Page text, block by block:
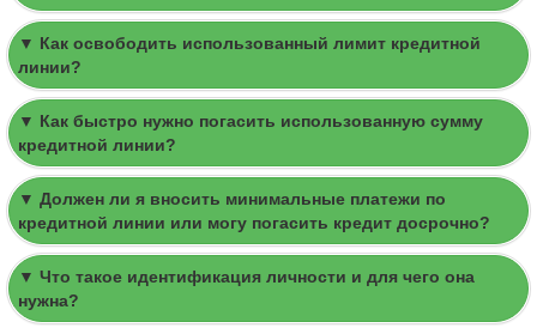
▼ Как освободить использованный лимит кредитной
линии?
▼ Как быстро нужно погасить использованную сумму
кредитной линии?
▼ Должен ли я вносить минимальные платежи по
кредитной линии или могу погасить кредит досрочно?
▼ Что такое идентификация личности и для чего она
нужна?